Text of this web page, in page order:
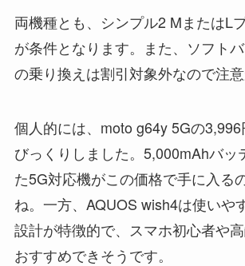
両機種とも、シンプル2 MまたはL
が条件となります。また、ソフト
の乗り換えは割引対象外なので注意
個人的には、moto g64y 5Gの
びっくりしました。5,000mAhバッ
た5G対応機がこの価格で手に入る
ね。一方、AQUOS wish4は使いや
設計が特徴的で、スマホ初心者や
おすすめできそうです。